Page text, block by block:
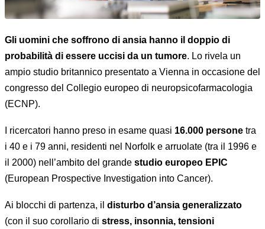
Gli uomini che soffrono di ansia hanno il doppio di
probabilità di essere uccisi da un tumore. Lo rivela un
ampio studio britannico presentato a Vienna in occasione del
congresso del Collegio europeo di neuropsicofarmacologia
(ECNP).
I ricercatori hanno preso in esame quasi 16.000 persone tra
i 40 e i 79 anni, residenti nel Norfolk e arruolate (tra il 1996 e
il 2000) nell’ambito del grande studio europeo EPIC
(European Prospective Investigation into Cancer).
Ai blocchi di partenza, il disturbo d’ansia generalizzato
(con il suo corollario di stress, insonnia, tensioni